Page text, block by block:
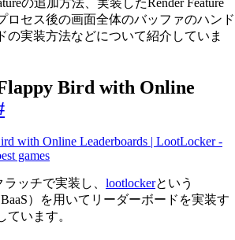
ロセス後の画面全体のバッファのハンド
の実装方法などについて紹介していま
Bird with Online
with Online Leaderboards | LootLocker -
games
ッチで実装し、 lootlockerという
BaaS）を用いてリーダーボードを実装す
ています。